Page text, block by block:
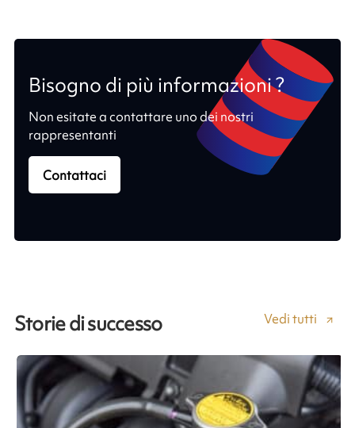
Bisogno di più informazioni ?
Non esitate a contattare uno dei nostri
rappresentanti
Contattaci
Storie di successo Vedi tutti